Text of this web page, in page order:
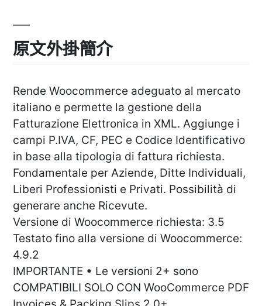
原文外掛簡介
Rende Woocommerce adeguato al mercato
italiano e permette la gestione della
Fatturazione Elettronica in XML. Aggiunge i
campi P.IVA, CF, PEC e Codice Identificativo
in base alla tipologia di fattura richiesta.
Fondamentale per Aziende, Ditte Individuali,
Liberi Professionisti e Privati. Possibilità di
generare anche Ricevute.
Versione di Woocommerce richiesta: 3.5
Testato fino alla versione di Woocommerce:
4.9.2
IMPORTANTE • Le versioni 2+ sono
COMPATIBILI SOLO CON WooCommerce PDF